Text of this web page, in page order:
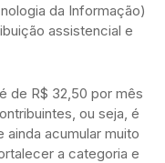
da Informação)
assistencial e
de R$ 32,50 por mês
ou seja, é
acumular muito
a categoria e